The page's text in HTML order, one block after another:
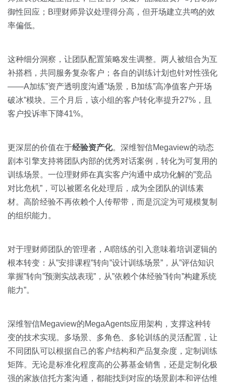
御性回应；B理财师异议处理得分高，但开场建立共鸣的效
率偏低。
这种细分洞察，让团队配置策略发生调整。两人被组合为互
补搭档，共同服务复杂客户；各自的训练计划也针对性强化
——A加练”资产透明度沟通”场景，B加练”高净值客户开场
破冰”模块。三个月后，该小组的客户转化率提升27%，且
客户投诉率下降41%。
更深层的价值在于经验资产化。深维智信Megaview的动态
剧本引擎支持将团队内部的优秀对话案例，转化为可复用的
训练场景。一位理财师在真实客户沟通中成功化解的”竞品
对比危机”，可以被匿名化处理后，成为全团队的训练素
材。高阶经验不再依赖个人传帮带，而是沉淀为可规模复制
的组织能力。
对于理财师团队的管理者，AI陪练的引入意味着培训逻辑的
根本转变：从”安排课程”转向”设计训练场景”，从”评估知识
掌握”转向”预测实战表现”，从”依赖个体经验”转向”构建系统
能力”。
深维智信Megaview的MegaAgents应用架构，支撑这种转
变的技术实现。多场景、多角色、多轮训练的灵活配置，让
不同团队可以根据自己的客户结构和产品复杂度，定制训练
矩阵。无论是标准化程度高的公募基金销售，还是定制化极
强的家族信托方案沟通，都能找到对应的场景剧本和评估维